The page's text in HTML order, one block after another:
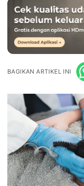
BAGIKAN ARTIKEL INI